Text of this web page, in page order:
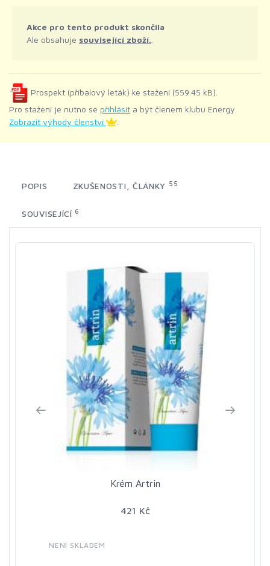
Akce pro tento produkt skončila
Ale obsahuje související zboží.
Prospekt (příbalový leták) ke stažení (559.45 kB).
Pro stažení je nutno se přihlásit a být členem klubu Energy.
Zobrazit výhody členství
POPIS ZKUŠENOSTI, ČLÁNKY 55
SOUVISEJÍCÍ 6
Krém Artrin
421 Kč
NENÍ SKLADEM